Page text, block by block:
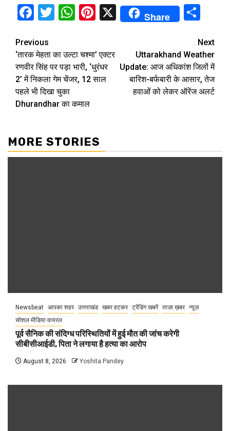
Facebook
Twitter
WhatsApp
Pinterest
X Share
Continue
Reading
Previous
‘तारक मेहता का उल्टा चश्मा’ एक्टर
रणवीर सिंह पर पड़ा भारी, ‘धुरंधर
2’ में निकला गेम चेंजर, 12 साल
पहले भी दिखा चुका
Dhurandhar का कमाल
Next
Uttarakhand Weather
Update: आज अधिकांश जिलों में
बारिश-बर्फबारी के आसार, तेज
हवाओं को लेकर ऑरेंज अलर्ट
MORE STORIES
Newsbeat आपका शहर उत्तराखंड खबर हटकर ट्रेंडिंग खबरें ताज़ा ख़बर न्यूज़
सोशल मीडिया वायरल
पूर्व सैनिक की संदिग्ध परिस्थितियों में हुई मौत की जांच करेगी
सीबीसीआईडी, पिता ने लगाया है हत्या का आरोप
August 8, 2026 Yoshita Pandey